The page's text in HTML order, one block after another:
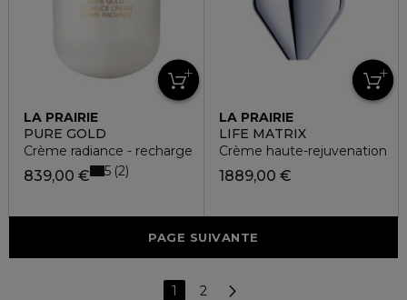
LA PRAIRIE
PURE GOLD
Crème radiance - recharge
839,00 € 5 2
LA PRAIRIE
LIFE MATRIX
Crème haute-rejuvenation
1889,00 €
PAGE SUIVANTE
1 2